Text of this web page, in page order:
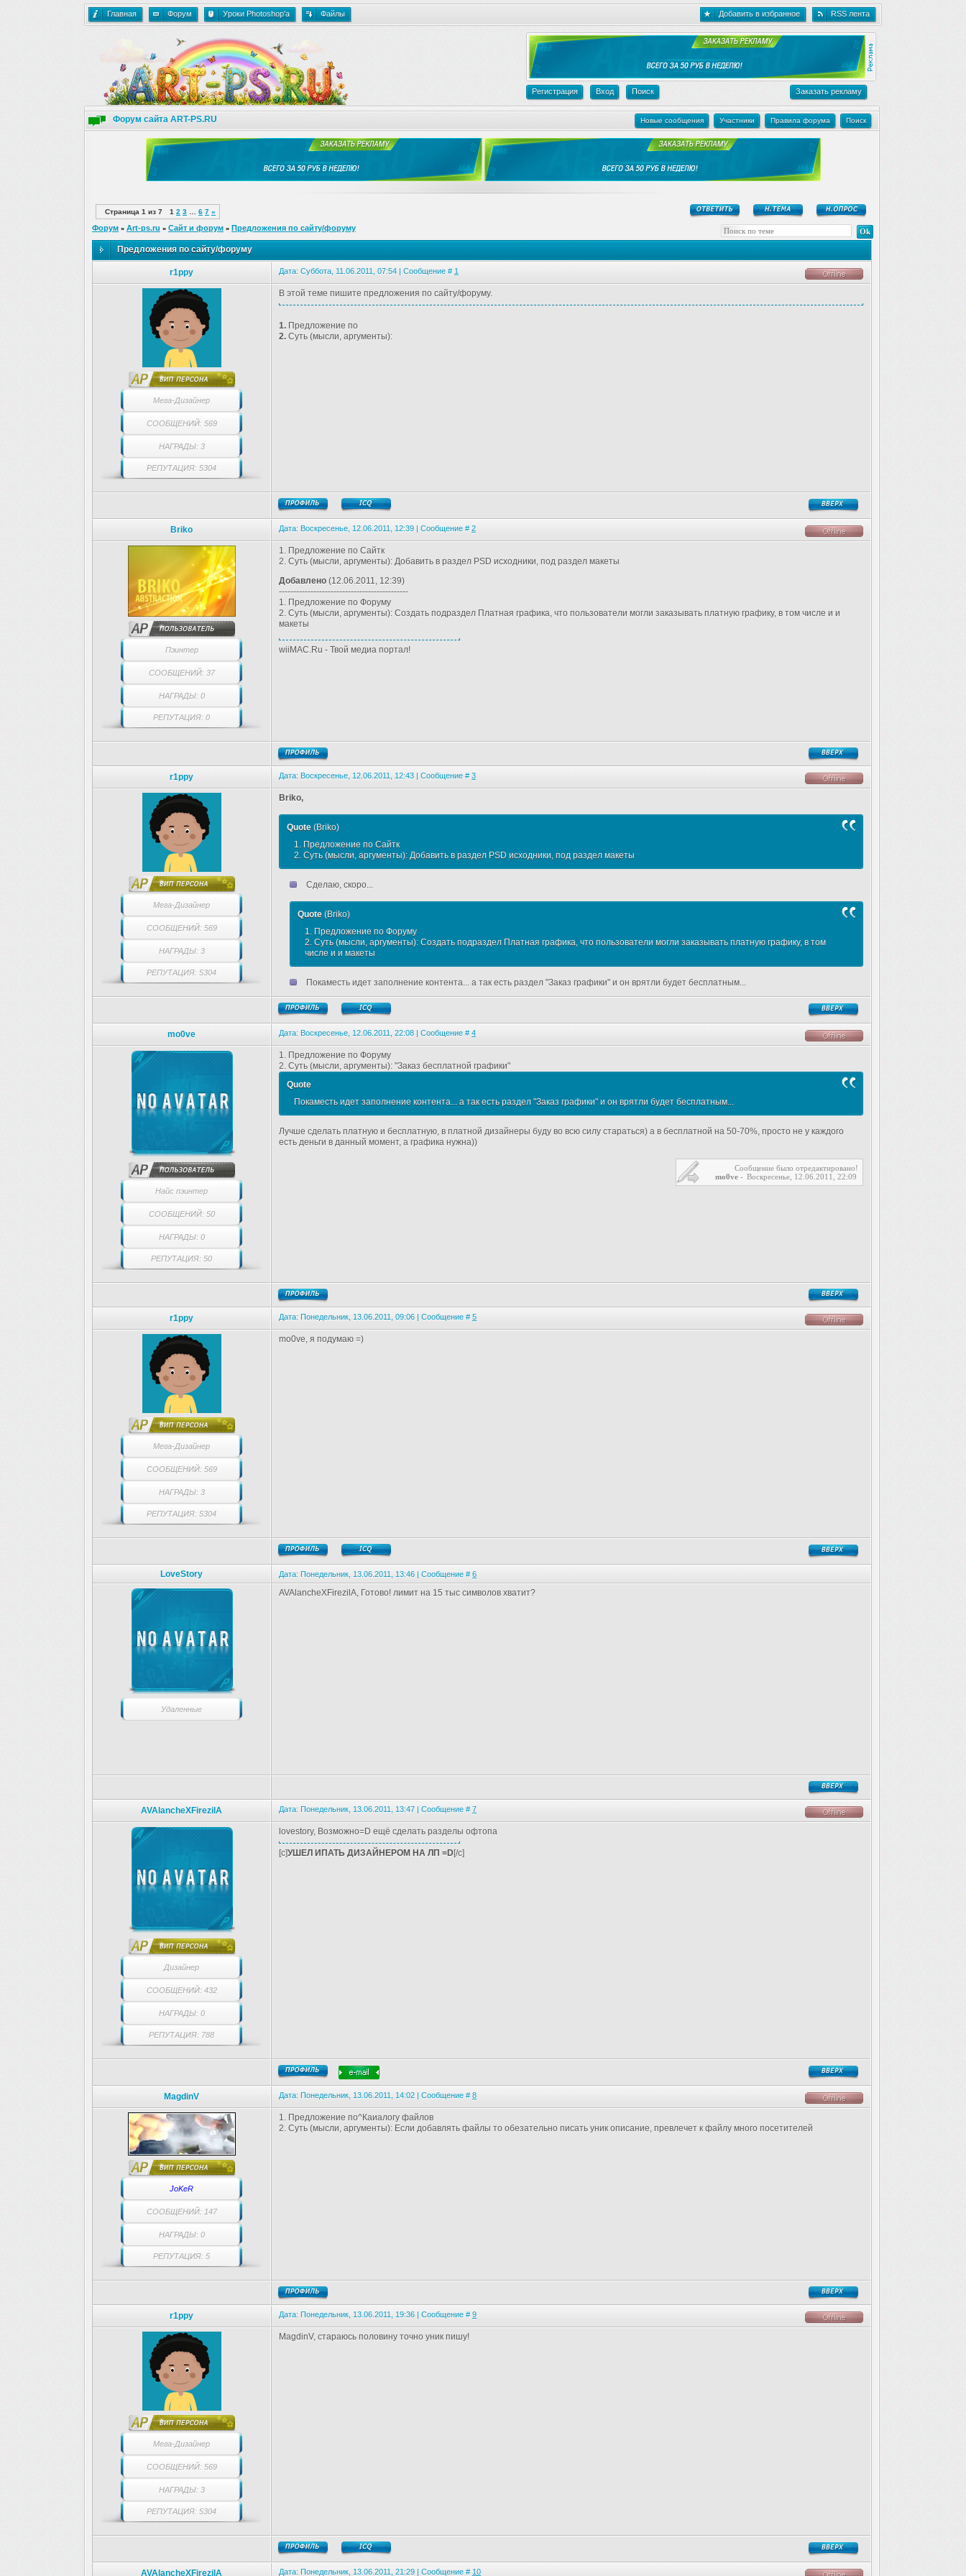
Главная Форум Уроки Photoshop'a Файлы Добавить в избранное RSS лента
Регистрация Вход Поиск Заказать рекламу
Форум сайта ART-PS.RU Новые сообщения Участники Правила форума Поиск
Страница 1 из 7 1 2 3 6 7 »
Форум » Art-ps.ru » Сайт и форум » Предложения по сайту/форуму
Предложения по сайту/форуму
r1ppy Дата: Суббота, 11.06.2011, 07:54 | Сообщение # 1
Мега-Дизайнер
СООБЩЕНИЙ: 569
НАГРАДЫ: 3
РЕПУТАЦИЯ: 5304
В этой теме пишите предложения по сайту/форуму.
1. Предложение по
2. Суть (мысли, аргументы):
Briko Дата: Воскресенье, 12.06.2011, 12:39 | Сообщение # 2
Пэинтер
СООБЩЕНИЙ: 37
НАГРАДЫ: 0
РЕПУТАЦИЯ: 0
1. Предложение по Сайтк
2. Суть (мысли, аргументы): Добавить в раздел PSD исходники, под раздел макеты
Добавлено (12.06.2011, 12:39)
---------------------------------------------
1. Предложение по Форуму
2. Суть (мысли, аргументы): Создать подраздел Платная графика, что пользователи могли заказывать платную графику, в том числе и и
макеты
wiiMAC.Ru - Твой медиа портал!
r1ppy Дата: Воскресенье, 12.06.2011, 12:43 | Сообщение # 3
Мега-Дизайнер
СООБЩЕНИЙ: 569
НАГРАДЫ: 3
РЕПУТАЦИЯ: 5304
Briko,
Quote (Briko)
1. Предложение по Сайтк
2. Суть (мысли, аргументы): Добавить в раздел PSD исходники, под раздел макеты
Сделаю, скоро...
Quote (Briko)
1. Предложение по Форуму
2. Суть (мысли, аргументы): Создать подраздел Платная графика, что пользователи могли заказывать платную графику, в том
числе и и макеты
Покаместь идет заполнение контента... а так есть раздел "Заказ графики" и он врятли будет бесплатным...
mo0ve Дата: Воскресенье, 12.06.2011, 22:08 | Сообщение # 4
Найс пэинтер
СООБЩЕНИЙ: 50
НАГРАДЫ: 0
РЕПУТАЦИЯ: 50
1. Предложение по Форуму
2. Суть (мысли, аргументы): "Заказ бесплатной графики"
Quote
Покаместь идет заполнение контента... а так есть раздел "Заказ графики" и он врятли будет бесплатным...
Лучше сделать платную и бесплатную, в платной дизайнеры буду во всю силу стараться) а в бесплатной на 50-70%, просто не у каждого
есть деньги в данный момент, а графика нужна))
Сообщение было отредактировано!
mo0ve - Воскресенье, 12.06.2011, 22:09
r1ppy Дата: Понедельник, 13.06.2011, 09:06 | Сообщение # 5
Мега-Дизайнер
СООБЩЕНИЙ: 569
НАГРАДЫ: 3
РЕПУТАЦИЯ: 5304
mo0ve, я подумаю =)
LoveStory Дата: Понедельник, 13.06.2011, 13:46 | Сообщение # 6
Удаленные
AVAlancheXFirezilA, Готово! лимит на 15 тыс символов хватит?
AVAlancheXFirezilA Дата: Понедельник, 13.06.2011, 13:47 | Сообщение # 7
Дизайнер
СООБЩЕНИЙ: 432
НАГРАДЫ: 0
РЕПУТАЦИЯ: 788
lovestory, Возможно=D ещё сделать разделы офтопа
[c]УШЕЛ ИПАТЬ ДИЗАЙНЕРОМ НА ЛП =D [/c]
MagdinV Дата: Понедельник, 13.06.2011, 14:02 | Сообщение # 8
JoKeR
СООБЩЕНИЙ: 147
НАГРАДЫ: 0
РЕПУТАЦИЯ: 5
1. Предложение по^Каиалогу файлов
2. Суть (мысли, аргументы): Если добавлять файлы то обезательно писать уник описание, превлечет к файлу много посетителей
r1ppy Дата: Понедельник, 13.06.2011, 19:36 | Сообщение # 9
Мега-Дизайнер
СООБЩЕНИЙ: 569
НАГРАДЫ: 3
РЕПУТАЦИЯ: 5304
MagdinV, стараюсь половину точно уник пишу!
AVAlancheXFirezilA Дата: Понедельник, 13.06.2011, 21:29 | Сообщение # 10